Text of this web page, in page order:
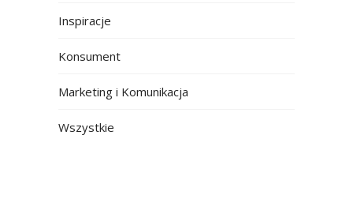
Inspiracje
Konsument
Marketing i Komunikacja
Wszystkie